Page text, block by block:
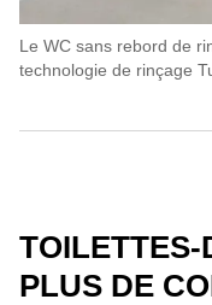
Le WC sans rebord de
technologie de rinçage
TOILETTES-
PLUS DE